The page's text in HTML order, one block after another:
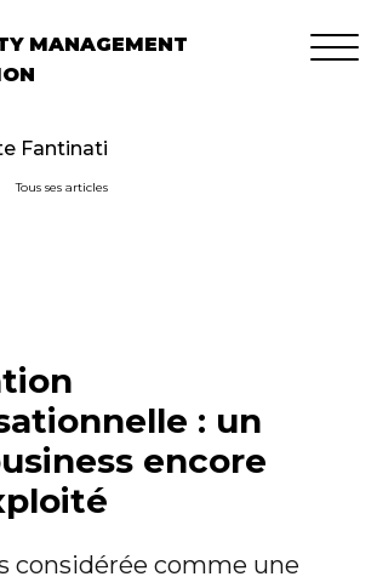
MANAGEMENT
Fantinati
Tous ses articles
: un
encore
considérée comme une